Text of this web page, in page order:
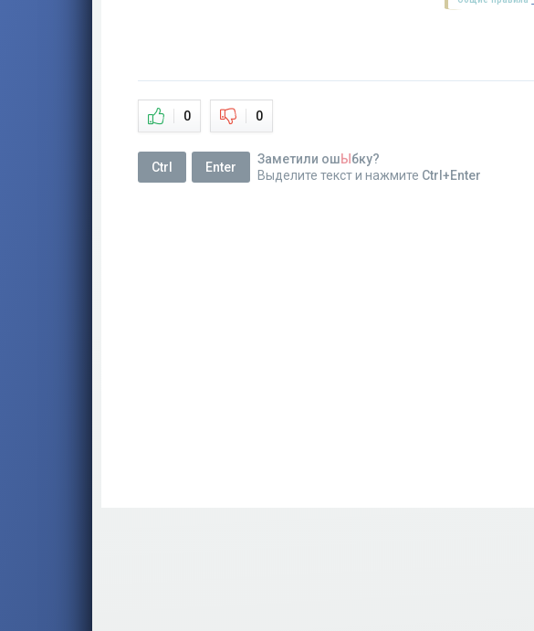
0 0
Ctrl Enter
Заметили ошЫ бку?
Выделите текст и нажмите Ctrl+Enter